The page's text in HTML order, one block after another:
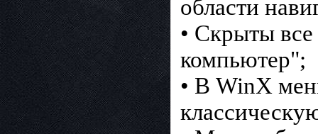
области
• Скрыты
компьютер";
• В WinX